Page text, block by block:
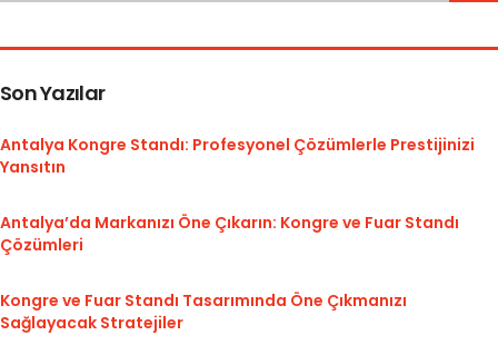
Son Yazılar
Antalya Kongre Standı: Profesyonel Çözümlerle Prestijinizi
Yansıtın
Antalya’da Markanızı Öne Çıkarın: Kongre ve Fuar Standı
Çözümleri
Kongre ve Fuar Standı Tasarımında Öne Çıkmanızı
Sağlayacak Stratejiler